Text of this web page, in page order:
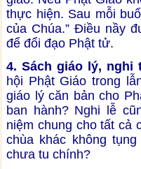
thực hiện. Sau mỗi
của Chúa.” Điều nầy
để đổi đạo Phật tử.
4. Sách giáo lý, nghi
hội Phật Giáo trong
giáo lý căn bản cho
ban hành? Nghi lễ
niệm chung cho tất cả
chùa khác không
chưa tu chính?